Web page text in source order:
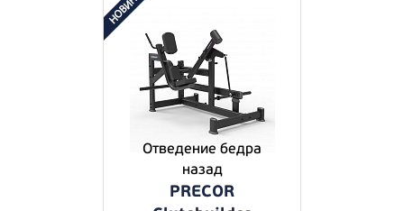
Отведение бедра
назад
PRECOR